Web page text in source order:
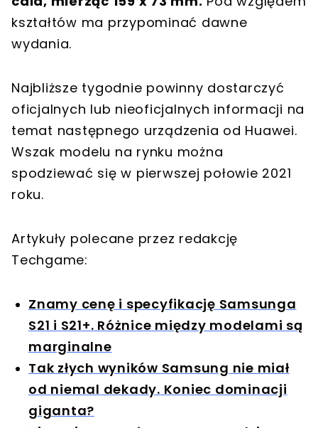
kształtów ma przypominać dawne
wydania.
Najbliższe tygodnie powinny dostarczyć
oficjalnych lub nieoficjalnych informacji na
temat następnego urządzenia od Huawei.
Wszak modelu na rynku można
spodziewać się w pierwszej połowie 2021
roku.
Artykuły polecane przez redakcję
Techgame:
Znamy cenę i specyfikację Samsunga
S21 i S21+. Różnice między modelami są
marginalne
Tak złych wyników Samsung nie miał
od niemal dekady. Koniec dominacji
giganta?